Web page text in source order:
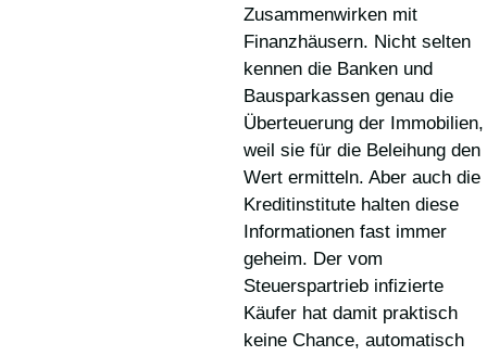
Zusammenwirken mit
Finanzhäusern. Nicht selten
kennen die Banken und
Bausparkassen genau die
Überteuerung der Immobilien,
weil sie für die Beleihung den
Wert ermitteln. Aber auch die
Kreditinstitute halten diese
Informationen fast immer
geheim. Der vom
Steuerspartrieb infizierte
Käufer hat damit praktisch
keine Chance, automatisch